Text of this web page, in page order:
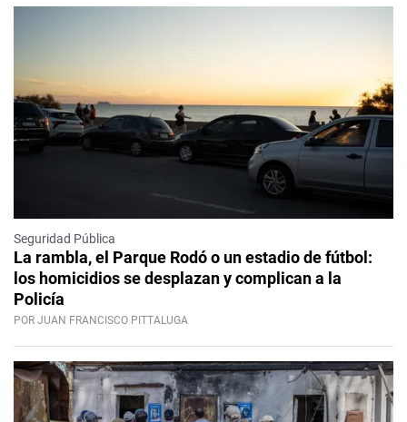
Seguridad Pública
La rambla, el Parque Rodó o un estadio de fútbol:
los homicidios se desplazan y complican a la
Policía
POR JUAN FRANCISCO PITTALUGA